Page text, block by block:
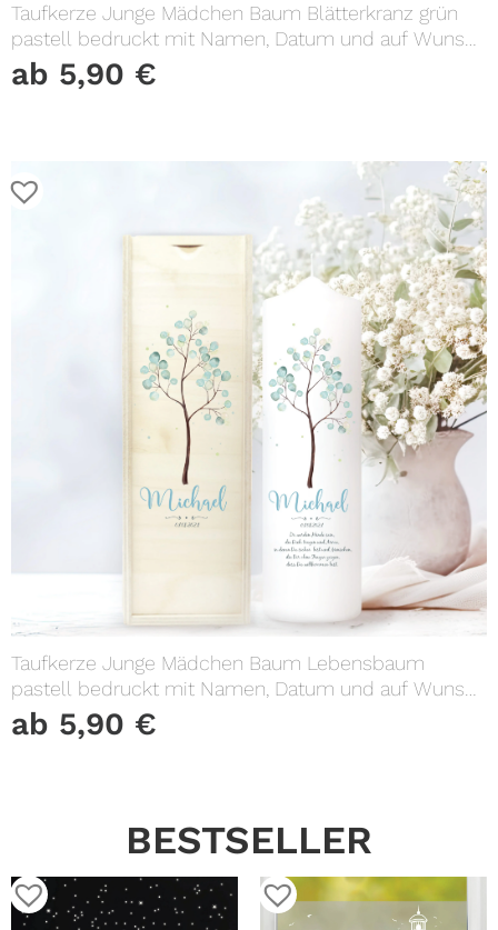
Taufkerze Junge Mädchen Baum Blätterkranz grün
pastell bedruckt mit Namen, Datum und auf Wunsch
eigenem, vorgegebenem oder keinem Taufspruch
ab 5,90 €
Taufkerze Junge Mädchen Baum Lebensbaum
pastell bedruckt mit Namen, Datum und auf Wunsch
eigenem, vorgegebenem oder keinem Taufspruch
ab 5,90 €
BESTSELLER